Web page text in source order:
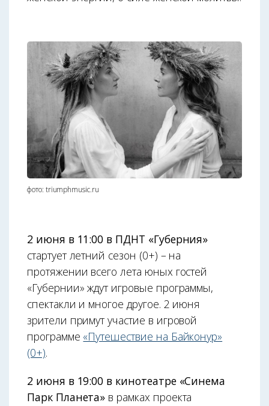
фото: triumphmusic.ru
2 июня в 11:00 в ПДНТ «Губерния»
стартует летний сезон (0+) – на
протяжении всего лета юных гостей
«Губернии» ждут игровые программы,
спектакли и многое другое. 2 июня
зрители примут участие в игровой
программе «Путешествие на Байконур»
(0+).
2 июня в 19:00 в кинотеатре «Синема
Парк Планета» в рамках проекта